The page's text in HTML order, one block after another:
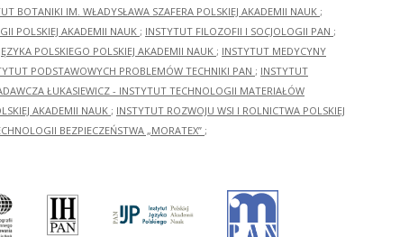
BOTANIKI IM. WŁADYSŁAWA SZAFERA POLSKIEJ AKADEMII NAUK ;
POLSKIEJ AKADEMII NAUK ; INSTYTUT FILOZOFII I SOCJOLOGII PAN ;
POLSKIEGO POLSKIEJ AKADEMII NAUK ; INSTYTUT MEDYCYNY
PODSTAWOWYCH PROBLEMÓW TECHNIKI PAN ; INSTYTUT
ŁUKASIEWICZ - INSTYTUT TECHNOLOGII MATERIAŁÓW
AKADEMII NAUK ; INSTYTUT ROZWOJU WSI I ROLNICTWA POLSKIEJ
BEZPIECZEŃSTWA „MORATEX” ;